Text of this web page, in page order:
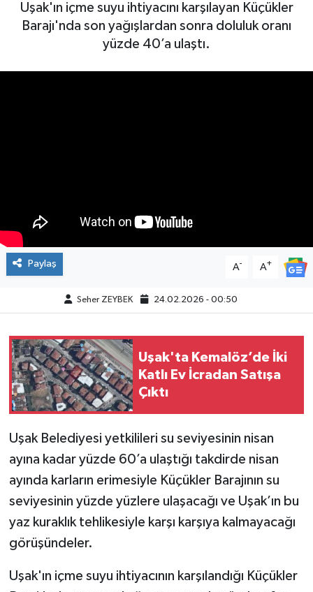
Uşak'ın içme suyu ihtiyacını karşılayan Küçükler
Barajı'nda son yağışlardan sonra doluluk oranı
yüzde 40’a ulaştı.
Paylaş A- A+
Seher ZEYBEK 24.02.2026 - 00:50
Uşak'ta Kemalöz’de İki
Katlı Ev İcradan Satışa
Çıktı
Uşak Belediyesi yetkilileri su seviyesinin nisan
ayına kadar yüzde 60’a ulaştığı takdirde nisan
ayında karların erimesiyle Küçükler Barajının su
seviyesinin yüzde yüzlere ulaşacağı ve Uşak’ın bu
yaz kuraklık tehlikesiyle karşı karşıya kalmayacağı
görüşündeler.
Uşak'ın içme suyu ihtiyacının karşılandığı Küçükler
Son Dakika Haberleri
Haber Arşivi